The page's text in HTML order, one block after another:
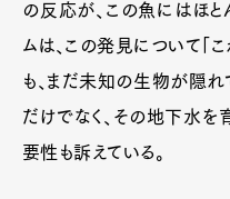
の反応が、この魚にはほ
ムは、この発見について「
も、まだ未知の生物が隠れ
だけでなく、その地下水
要性も訴えている。